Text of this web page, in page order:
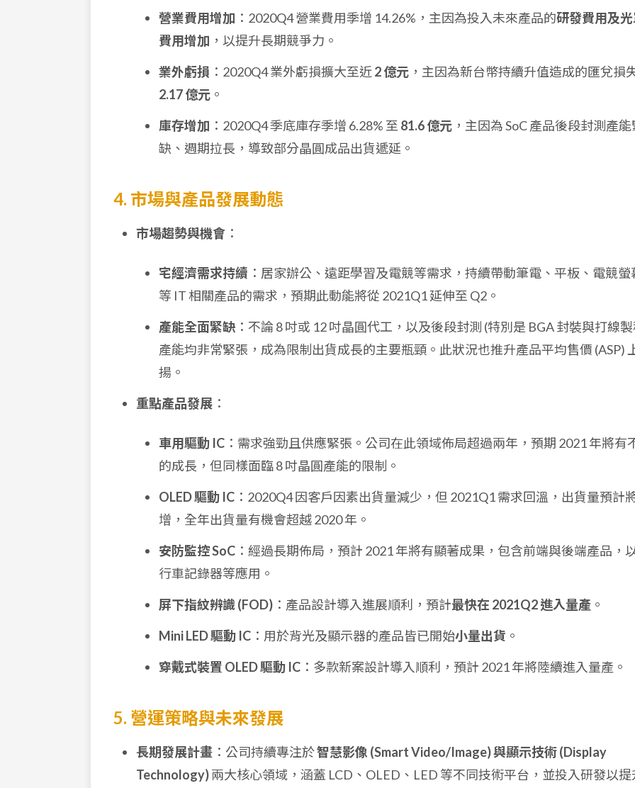
營業費用增加 ：2020Q4 營業費用季增 14.26%，主因為投入未來產品的研發費用及
費用增加 ，以提升長期競爭力。
業外虧損 ：2020Q4 業外虧損擴大至近2 億元 ，主因為新台幣持續升值造成的匯兌損
2.17 億元 。
庫存增加 ：2020Q4 季底庫存季增 6.28% 至 81.6 億元 ，主因為 SoC 產品後段封測產能
缺、週期拉長，導致部分晶圓成品出貨遞延。
4. 市場與產品發展動態
市場趨勢與機會 ：
宅經濟需求持續 ：居家辦公、遠距學習及電競等需求，持續帶動筆電、平板、電競螢
等 IT 相關產品的需求，預期此動能將從 2021Q1 延伸至 Q2。
產能全面緊缺 ：不論 8 吋或 12 吋晶圓代工，以及後段封測 (特別是 BGA 封裝與打線
產能均非常緊張，成為限制出貨成長的主要瓶頸。此狀況也推升產品平均售價 (ASP)
揚。
重點產品發展 ：
車用驅動 IC ：需求強勁且供應緊張。公司在此領域佈局超過兩年，預期 2021 年將有
的成長，但同樣面臨 8 吋晶圓產能的限制。
OLED 驅動 IC ：2020Q4 因客戶因素出貨量減少，但 2021Q1 需求回溫，出貨量預計
增，全年出貨量有機會超越 2020 年。
安防監控 SoC ：經過長期佈局，預計 2021 年將有顯著成果，包含前端與後端產品，
行車記錄器等應用。
屏下指紋辨識 (FOD) ：產品設計導入進展順利，預計最快在 2021Q2 進入量產 。
Mini LED 驅動 IC ：用於背光及顯示器的產品皆已開始小量出貨 。
穿戴式裝置 OLED 驅動 IC ：多款新案設計導入順利，預計 2021 年將陸續進入量產。
5. 營運策略與未來發展
長期發展計畫 ：公司持續專注於智慧影像 (Smart Video/Image) 與顯示技術 (Display
Technology)兩大核心領域，涵蓋 LCD、OLED、LED 等不同技術平台，並投入研發以提